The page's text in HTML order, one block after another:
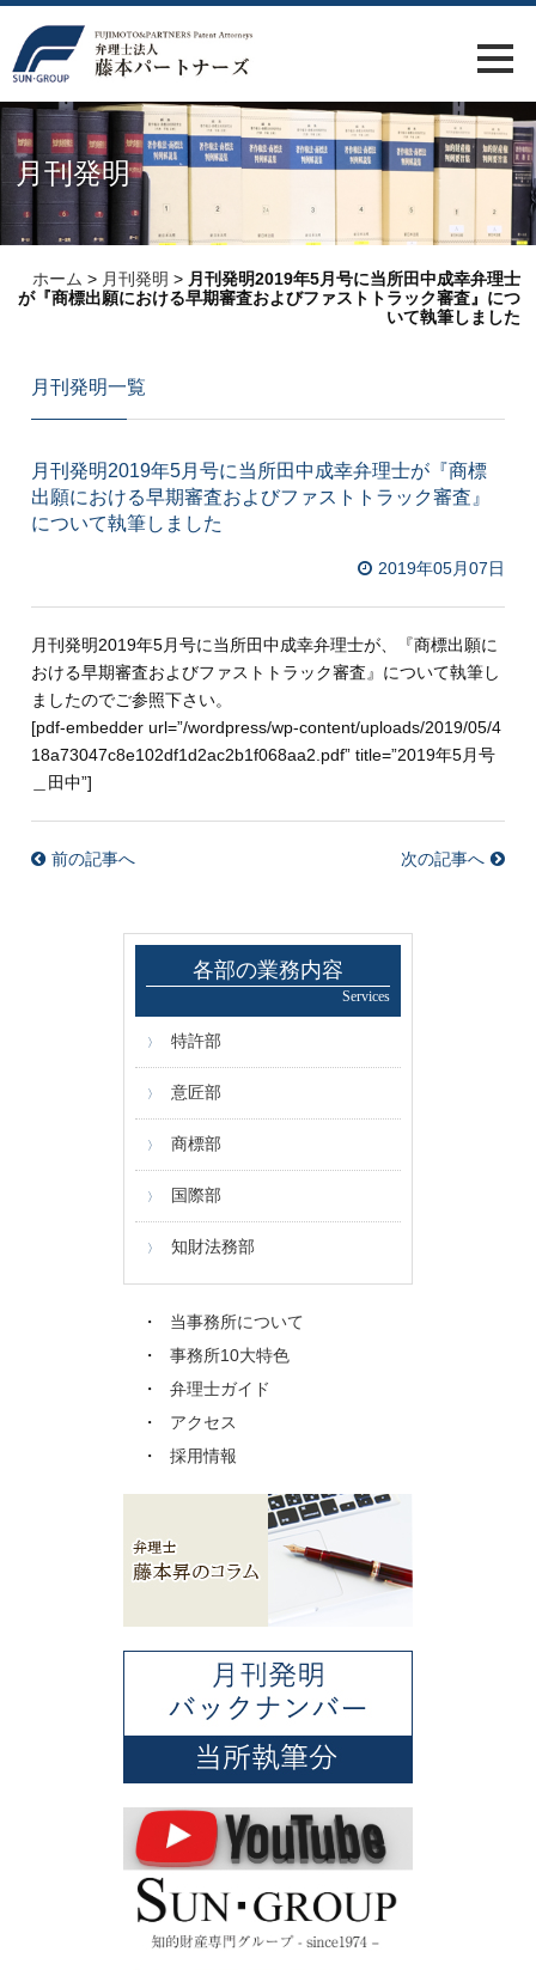
月刊発明
ホーム > 月刊発明 > 月刊発明2019年5月号に当所田中成幸弁理士
が『商標出願における早期審査およびファストトラック審査』につ
いて執筆しました
月刊発明一覧
月刊発明2019年5月号に当所田中成幸弁理士が『商標
出願における早期審査およびファストトラック審査』
について執筆しました
2019年05月07日
月刊発明2019年5月号に当所田中成幸弁理士が、『商標出願に
おける早期審査およびファストトラック審査』について執筆し
ましたのでご参照下さい。
[pdf-embedder url=”/wordpress/wp-content/uploads/2019/05/4
18a73047c8e102df1d2ac2b1f068aa2.pdf” title=”2019年5月号
＿田中”]
前の記事へ 次の記事へ
各部の業務内容
Services
特許部
意匠部
商標部
国際部
知財法務部
当事務所について
事務所10大特色
弁理士ガイド
アクセス
採用情報